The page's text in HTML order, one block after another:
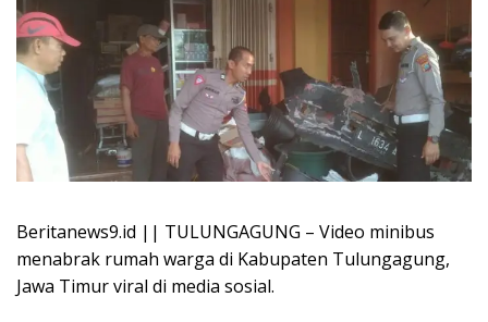
Beritanews9.id || TULUNGAGUNG – Video minibus
menabrak rumah warga di Kabupaten Tulungagung,
Jawa Timur viral di media sosial.